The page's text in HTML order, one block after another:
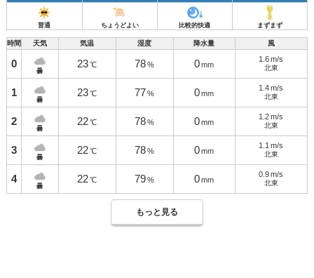
普通 ちょうどよい 比較的快適 まずまず
時間 天気 気温 湿度 降水量 風
0
曇
23 ℃ 78 % 0 mm
1.6 m/s
北東
1
曇
23 ℃ 77 % 0 mm
1.4 m/s
北東
2
曇
22 ℃ 78 % 0 mm
1.2 m/s
北東
3
曇
22 ℃ 78 % 0 mm
1.1 m/s
北東
4
曇
22 ℃ 79 % 0 mm
0.9 m/s
北東
もっと見る